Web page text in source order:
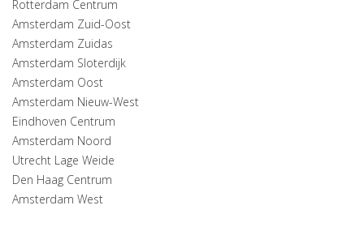
Rotterdam Centrum
Amsterdam Zuid-Oost
Amsterdam Zuidas
Amsterdam Sloterdijk
Amsterdam Oost
Amsterdam Nieuw-West
Eindhoven Centrum
Amsterdam Noord
Utrecht Lage Weide
Den Haag Centrum
Amsterdam West